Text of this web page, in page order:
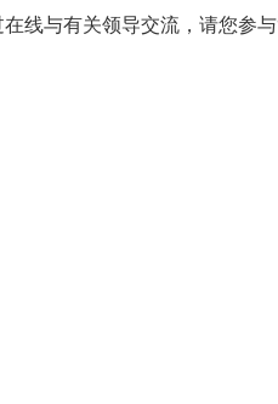
与有关领导交流，请您参与